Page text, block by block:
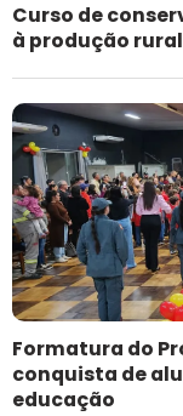
Curso de
à produção
Formatura do
conquista de
educação